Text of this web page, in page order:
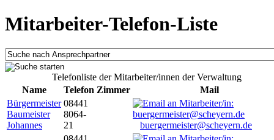
Mitarbeiter-Telefon-Liste
Telefonliste der Mitarbeiter/innen der Verwaltung
Name
Telefon Zimmer
Mail
Bürgermeister
Baumeister
Johannes
08441
8064-
21
buergermeister@scheyern.de